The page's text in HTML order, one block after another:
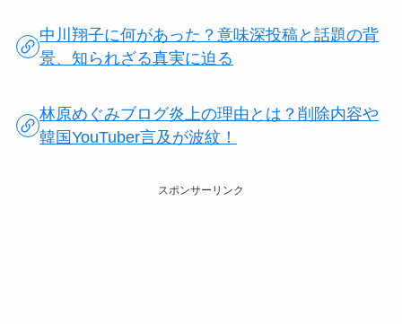
中川翔子に何があった？意味深投稿と話題の背
景、知られざる真実に迫る
林原めぐみブログ炎上の理由とは？削除内容や
韓国YouTuber言及が波紋！
スポンサーリンク